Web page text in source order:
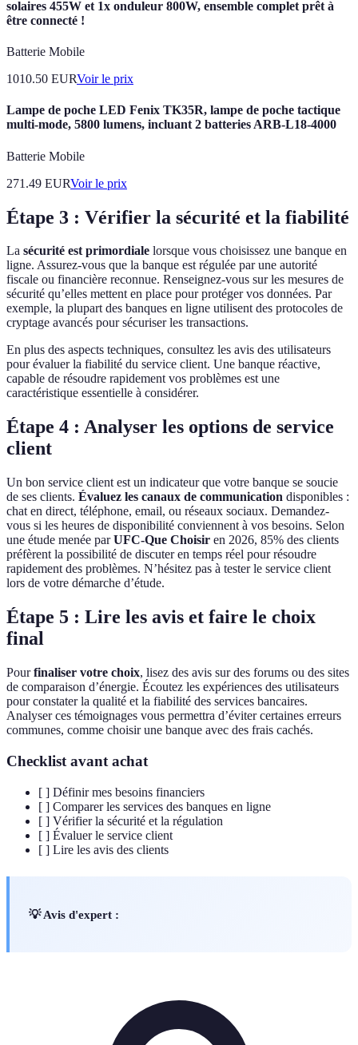
solaires 455W et 1x onduleur 800W, ensemble complet prêt à
être connecté !
Batterie Mobile
1010.50 EURVoir le prix
Lampe de poche LED Fenix TK35R, lampe de poche tactique
multi-mode, 5800 lumens, incluant 2 batteries ARB-L18-4000
Batterie Mobile
271.49 EURVoir le prix
Étape 3 : Vérifier la sécurité et la fiabilité
La sécurité est primordiale lorsque vous choisissez une banque en
ligne. Assurez-vous que la banque est régulée par une autorité
fiscale ou financière reconnue. Renseignez-vous sur les mesures de
sécurité qu’elles mettent en place pour protéger vos données. Par
exemple, la plupart des banques en ligne utilisent des protocoles de
cryptage avancés pour sécuriser les transactions.
En plus des aspects techniques, consultez les avis des utilisateurs
pour évaluer la fiabilité du service client. Une banque réactive,
capable de résoudre rapidement vos problèmes est une
caractéristique essentielle à considérer.
Étape 4 : Analyser les options de service
client
Un bon service client est un indicateur que votre banque se soucie
de ses clients. Évaluez les canaux de communication disponibles :
chat en direct, téléphone, email, ou réseaux sociaux. Demandez-
vous si les heures de disponibilité conviennent à vos besoins. Selon
une étude menée parUFC-Que Choisir en 2026, 85% des clients
préfèrent la possibilité de discuter en temps réel pour résoudre
rapidement des problèmes. N’hésitez pas à tester le service client
lors de votre démarche d’étude.
Étape 5 : Lire les avis et faire le choix
final
Pourfinaliser votre choix, lisez des avis sur des forums ou des sites
de comparaison d’énergie. Écoutez les expériences des utilisateurs
pour constater la qualité et la fiabilité des services bancaires.
Analyser ces témoignages vous permettra d’éviter certaines erreurs
communes, comme choisir une banque avec des frais cachés.
Checklist avant achat
[ ] Définir mes besoins financiers
[ ] Comparer les services des banques en ligne
[ ] Vérifier la sécurité et la régulation
[ ] Évaluer le service client
[ ] Lire les avis des clients
💡 Avis d'expert :